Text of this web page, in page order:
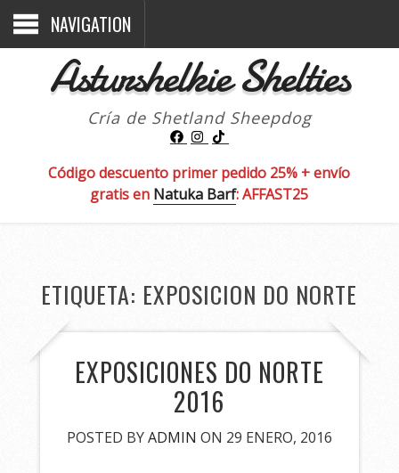
NAVIGATION
Asturshelkie Shelties
Cría de Shetland Sheepdog
Código descuento primer pedido 25% + envío
gratis en Natuka Barf: AFFAST25
ETIQUETA: EXPOSICION DO NORTE
EXPOSICIONES DO NORTE
2016
POSTED BYADMIN ON 29 ENERO, 2016